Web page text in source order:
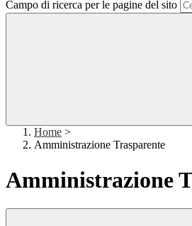
Campo di ricerca per le pagine del sito
Home >
Amministrazione Trasparente
Amministrazione